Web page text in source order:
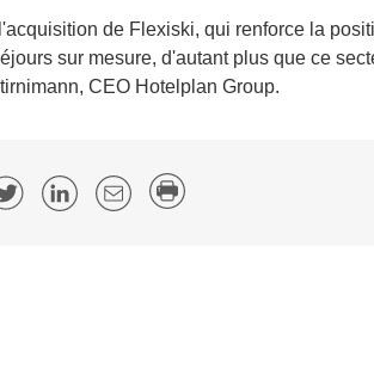
de Flexiski, qui renforce la
sur mesure, d'autant plus que ce
CEO Hotelplan Group.